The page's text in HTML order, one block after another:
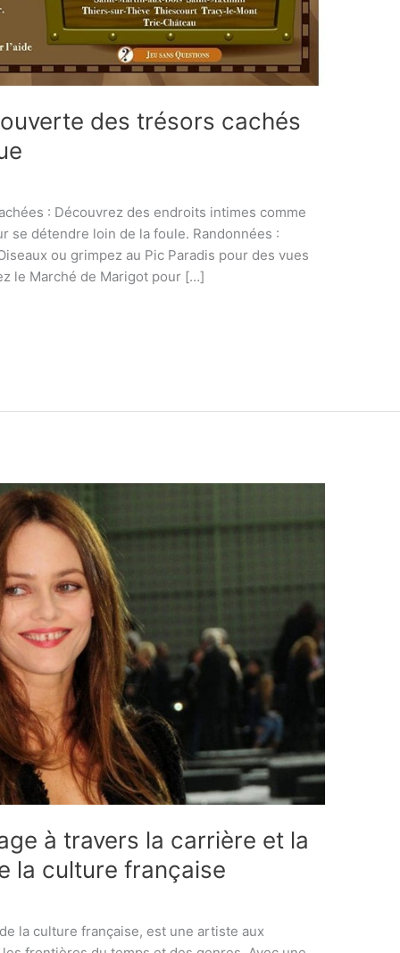
des trésors cachés
: Découvrez des endroits intimes comme
se détendre loin de la foule. Randonnées :
ou grimpez au Pic Paradis pour des vues
le Marché de Marigot pour […]
à travers la carrière et la
la culture française
la culture française, est une artiste aux